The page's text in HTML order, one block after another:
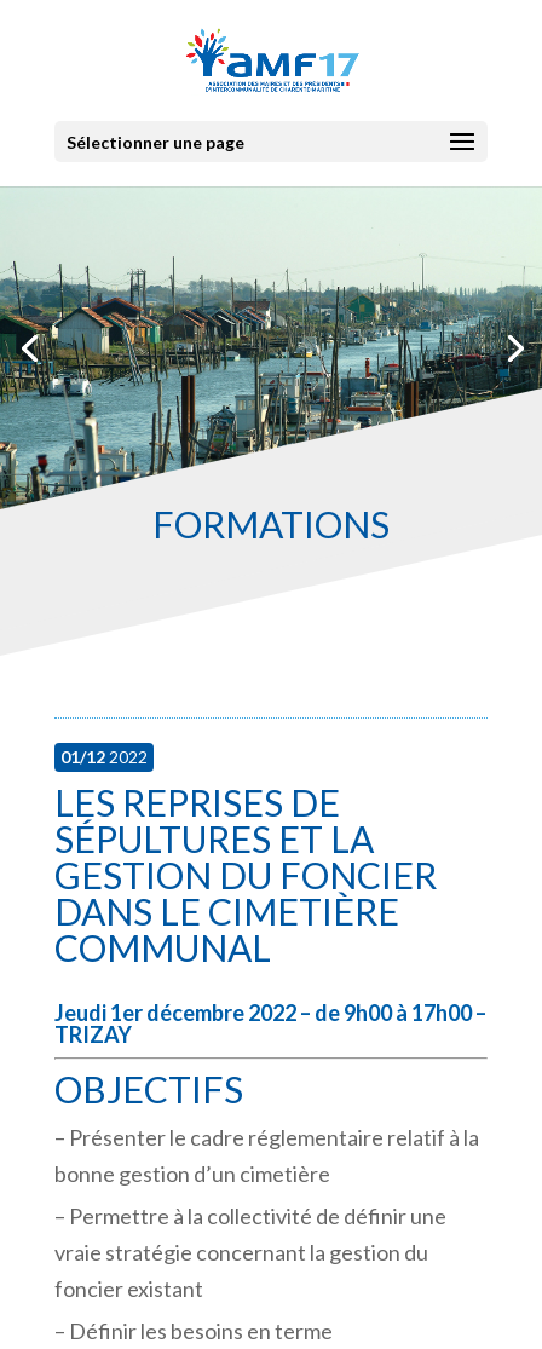
Sélectionner une page
FORMATIONS
01/122022
LES REPRISES DE
SÉPULTURES ET LA
GESTION DU FONCIER
DANS LE CIMETIÈRE
COMMUNAL
Jeudi 1er décembre 2022 – de 9h00 à 17h00 –
TRIZAY
OBJECTIFS
– Présenter le cadre réglementaire relatif à la
bonne gestion d’un cimetière
– Permettre à la collectivité de définir une
vraie stratégie concernant la gestion du
foncier existant
– Définir les besoins en terme